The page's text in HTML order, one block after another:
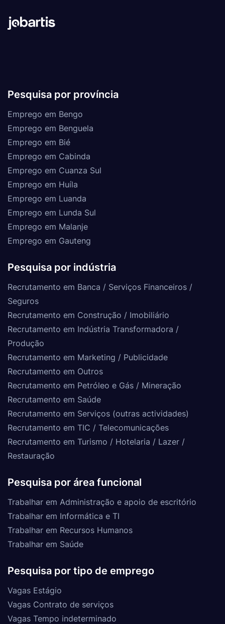
Pesquisa por província
Emprego em Bengo
Emprego em Benguela
Emprego em Bié
Emprego em Cabinda
Emprego em Cuanza Sul
Emprego em Huíla
Emprego em Luanda
Emprego em Lunda Sul
Emprego em Malanje
Emprego em Gauteng
Pesquisa por indústria
Recrutamento em Banca / Serviços Financeiros /
Seguros
Recrutamento em Construção / Imobiliário
Recrutamento em Indústria Transformadora /
Produção
Recrutamento em Marketing / Publicidade
Recrutamento em Outros
Recrutamento em Petróleo e Gás / Mineração
Recrutamento em Saúde
Recrutamento em Serviços (outras actividades)
Recrutamento em TIC / Telecomunicações
Recrutamento em Turismo / Hotelaria / Lazer /
Restauração
Pesquisa por área funcional
Trabalhar em Administração e apoio de escritório
Trabalhar em Informática e TI
Trabalhar em Recursos Humanos
Trabalhar em Saúde
Pesquisa por tipo de emprego
Vagas Estágio
Vagas Contrato de serviços
Vagas Tempo indeterminado